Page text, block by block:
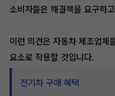
소비자들은 해결책을 요구하
이런 의견은 자동차 제조업체
요소로 작용할 것입니다.
전기차 구매 혜택